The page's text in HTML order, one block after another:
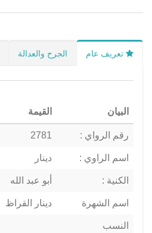
تعريف عام الجرح والعدالة
البيان القيمة
رقم الرواي : 2781
اسم الراوي : دينار
الكنية : أبو عبد الله
اسم الشهرة دينار القراظ
النسب